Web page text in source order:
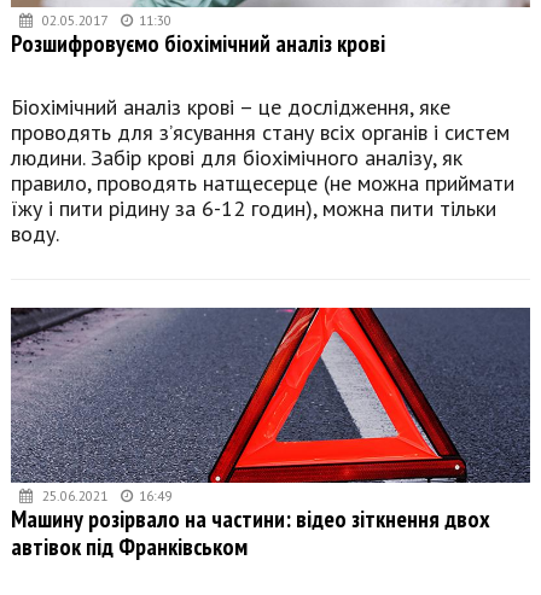
02.05.2017 11:30
Розшифровуємо біохімічний аналіз крові
Біохімічний аналіз крові – це дослідження, яке
проводять для з’ясування стану всіх органів і систем
людини. Забір крові для біохімічного аналізу, як
правило, проводять натщесерце (не можна приймати
їжу і пити рідину за 6-12 годин), можна пити тільки
воду.
25.06.2021 16:49
Машину розірвало на частини: відео зіткнення двох
автівок під Франківськом